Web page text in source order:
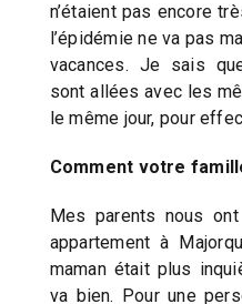
n’étaient pas encore
l’épidémie ne va pas
vacances. Je sais
sont allées avec les
le même jour, pour
Comment votre
Mes parents nous
appartement à
maman était plus
va bien. Pour une